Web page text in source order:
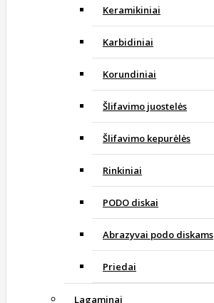
Keramikiniai
Karbidiniai
Korundiniai
Šlifavimo juostelės
Šlifavimo kepurėlės
Rinkiniai
PODO diskai
Abrazyvai podo diskams
Priedai
Lagaminai